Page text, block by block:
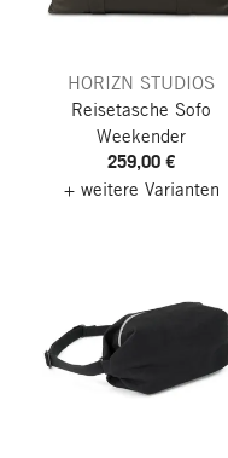
HORIZN STUDIOS
Reisetasche Sofo
Weekender
259,00 €
+ weitere Varianten